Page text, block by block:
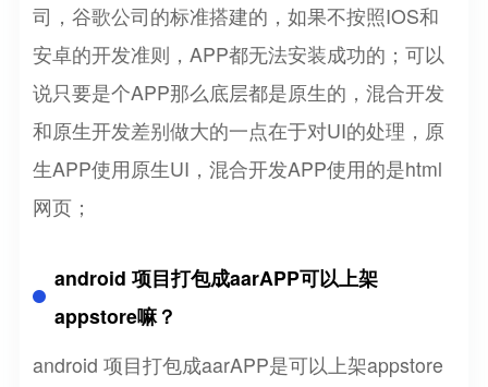
司，谷歌公司的标准搭建的，如果不按照IOS和
安卓的开发准则，APP都无法安装成功的；可以
说只要是个APP那么底层都是原生的，混合开发
和原生开发差别做大的一点在于对UI的处理，原
生APP使用原生UI，混合开发APP使用的是html
网页；
android 项目打包成aarAPP可以上架
appstore嘛？
android 项目打包成aarAPP是可以上架appstore